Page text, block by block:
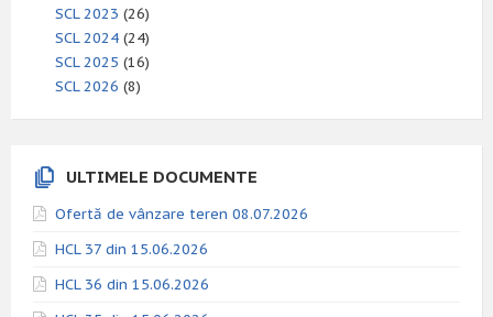
SCL 2023 (26)
SCL 2024 (24)
SCL 2025 (16)
SCL 2026 (8)
ULTIMELE DOCUMENTE
Ofertă de vânzare teren 08.07.2026
HCL 37 din 15.06.2026
HCL 36 din 15.06.2026